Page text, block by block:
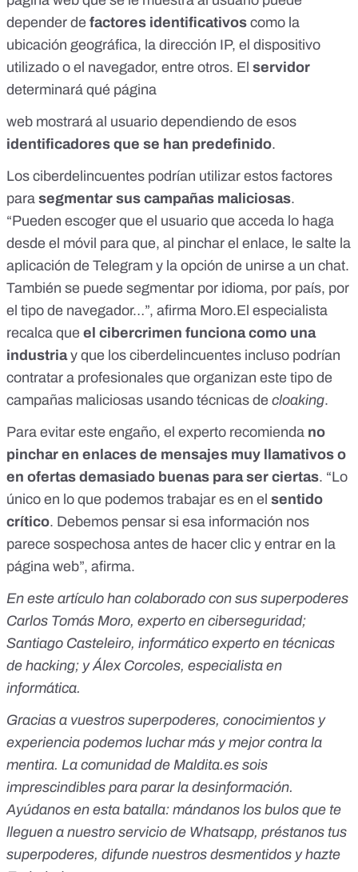
depender de factores identificativos como la
ubicación geográfica, la dirección IP, el dispositivo
utilizado o el navegador, entre otros. El servidor
determinará qué página
web mostrará al usuario dependiendo de esos
identificadores que se han predefinido.
Los ciberdelincuentes podrían utilizar estos factores
para segmentar sus campañas maliciosas.
“Pueden escoger que el usuario que acceda lo haga
desde el móvil para que, al pinchar el enlace, le salte la
aplicación de Telegram y la opción de unirse a un chat.
También se puede segmentar por idioma, por país, por
el tipo de navegador…”, afirma Moro.El especialista
recalca que el cibercrimen funciona como una
industriay que los ciberdelincuentes incluso podrían
contratar a profesionales que organizan este tipo de
campañas maliciosas usando técnicas de cloaking.
Para evitar este engaño, el experto recomienda no
pinchar en enlaces de mensajes muy llamativos o
en ofertas demasiado buenas para ser ciertas. “Lo
único en lo que podemos trabajar es en el sentido
crítico. Debemos pensar si esa información nos
parece sospechosa antes de hacer clic y entrar en la
página web”, afirma.
En este artículo han colaborado con sus superpoderes
Carlos Tomás Moro, experto en ciberseguridad;
Santiago Casteleiro, informático experto en técnicas
de hacking; y Álex Corcoles, especialista en
informática.
Gracias a vuestros superpoderes, conocimientos y
experiencia podemos luchar más y mejor contra la
mentira. La comunidad de Maldita.es sois
imprescindibles para parar la desinformación.
Ayúdanos en esta batalla: mándanos los bulos que te
lleguen a nuestro servicio de Whatsapp, préstanos tus
superpoderes, difunde nuestros desmentidos yhazte